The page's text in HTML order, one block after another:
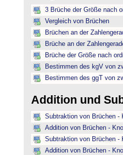
3 Brüche der Größe nach
Vergleich von Brüchen
Brüchen an der
Brüche an der
Brüche der Größe nach
Bestimmen des kgV von
Bestimmen des ggT von
Addition und
Subtraktion von Brüchen -
Addition von Brüchen -
Subtraktion von Brüchen -
Addition von Brüchen -